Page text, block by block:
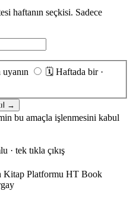
haftanın seçkisi. Sadece
🗓 Haftada bir ·
→
bu amaçla işlenmesini kabul
· tek tıkla çıkış
Platformu HT Book